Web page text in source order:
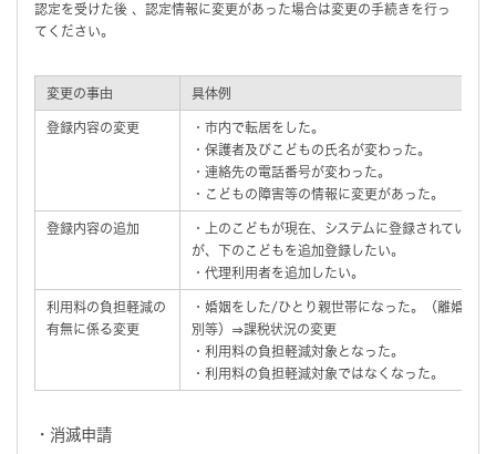
認定を受けた後 、認定情報に変更があった場合は変更の手続きを行っ
てください。
変更の事由 具体例
登録内容の変更
・市内で転居をした。
・保護者及びこどもの氏名が変わった。
・連絡先の電話番号が変わった。
・こどもの障害等の情報に変更があった。
登録内容の追加
・上のこどもが現在、システムに登録されている
が、下のこどもを追加登録したい。
・代理利用者を追加したい。
利用料の負担軽減の
有無に係る変更
・婚姻をした/ひとり親世帯になった。（離婚、死
別等）⇒課税状況の変更
・利用料の負担軽減対象となった。
・利用料の負担軽減対象ではなくなった。
・消滅申請